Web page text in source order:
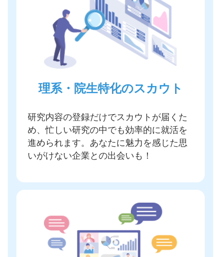
理系・院生特化のスカウト
研究内容の登録だけでスカウトが届く た
め、忙しい研究の中でも効率的に就活を
進められます。あなたに魅力を感じた思
いがけない企業との出会いも！